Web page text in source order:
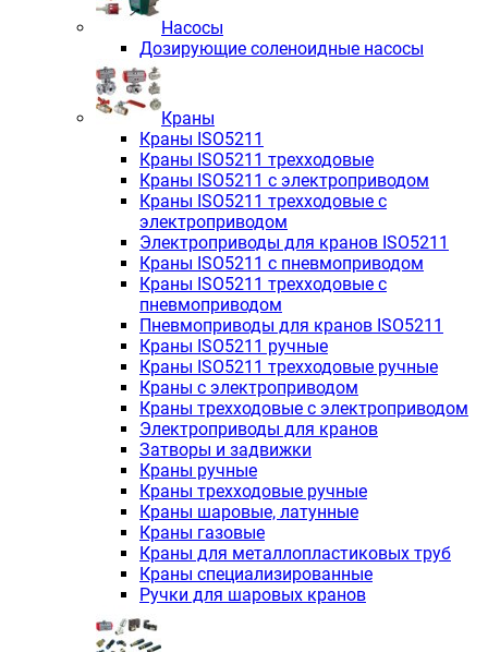
Насосы
Дозирующие соленоидные насосы
Краны
Краны ISO5211
Краны ISO5211 трехходовые
Краны ISO5211 с электроприводом
Краны ISO5211 трехходовые с
электроприводом
Электроприводы для кранов ISO5211
Краны ISO5211 с пневмоприводом
Краны ISO5211 трехходовые с
пневмоприводом
Пневмоприводы для кранов ISO5211
Краны ISO5211 ручные
Краны ISO5211 трехходовые ручные
Краны с электроприводом
Краны трехходовые с электроприводом
Электроприводы для кранов
Затворы и задвижки
Краны ручные
Краны трехходовые ручные
Краны шаровые, латунные
Краны газовые
Краны для металлопластиковых труб
Краны специализированные
Ручки для шаровых кранов